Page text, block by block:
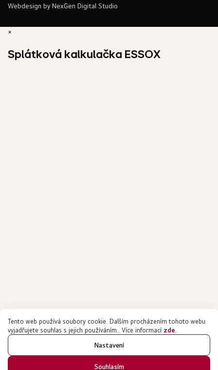
Tento web používá soubory cookie. Dalším procházením tohoto webu
vyjadřujete souhlas s jejich používáním.. Více informací zde
Nastavení
Souhlasím
Webdesign by NexGen Digital Studio
×
Splátková kalkulačka ESSOX